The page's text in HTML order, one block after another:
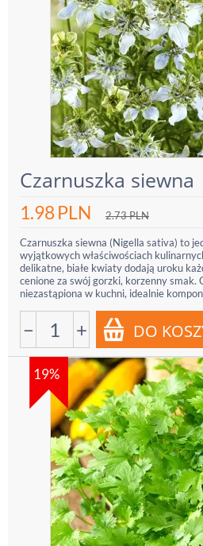
Czarnuszka siewna
1.98PLN 2.73PLN
Czarnuszka siewna (Nigella sativa) to
wyjątkowych właściwościach
delikatne, białe kwiaty dodają uroku
cenione za swój gorzki, korzenny smak.
niezastąpiona w kuchni, idealnie
− +
19%